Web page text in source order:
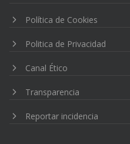
Política de Cookies
Politica de Privacidad
Canal Ético
Transparencia
Reportar incidencia